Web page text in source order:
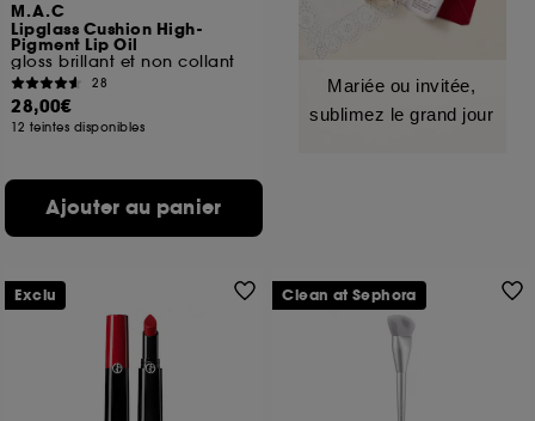
M.A.C
Lipglass Cushion High-
Pigment Lip Oil
gloss brillant et non collant
28
28,00€
12 teintes disponibles
Ajouter au panier
Mariée ou invitée,
sublimez le grand jour
Exclu Clean at Sephora